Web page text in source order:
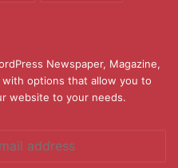
Newspaper, Magazine,
with options that allow you to
website to your needs.